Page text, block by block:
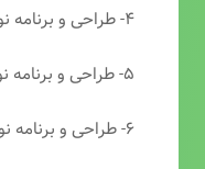
۴- طراحی و برنامه نویسی نرم افزار بانک اطلاعات اشخاص
۵- طراحی و برنامه نویسی نرم افزار بانک اصلاعات خانواده
۶- طراحی و برنامه نویسی نرم افزار جامع آموزشی